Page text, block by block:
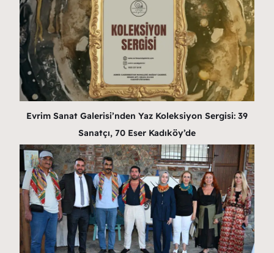
Evrim Sanat Galerisi’nden Yaz Koleksiyon Sergisi: 39
Sanatçı, 70 Eser Kadıköy’de